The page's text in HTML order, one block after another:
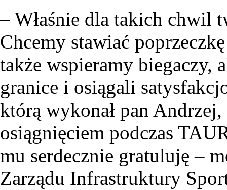
– Właśnie dla takich chwil
Chcemy stawiać
także wspieramy biegaczy,
granice i osiągali
którą wykonał pan
osiągnięciem podczas
mu serdecznie gratuluję –
Zarządu Infrastruktury